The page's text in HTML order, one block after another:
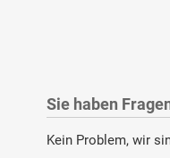
Sie haben
Kein Problem, wir